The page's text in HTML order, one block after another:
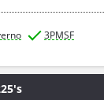
3PMSF